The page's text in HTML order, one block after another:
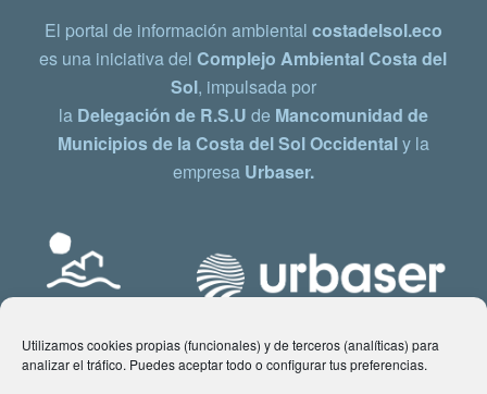
Utilizamos cookies propias (funcionales) y de terceros (analíticas) para
analizar el tráfico. Puedes aceptar todo o configurar tus preferencias.
El portal de información ambiental costadelsol.eco
es una iniciativa delComplejo Ambiental Costa del
Sol, impulsada por
la Delegación de R.S.U de Mancomunidad de
Municipios de la Costa del Sol Occidentaly la
empresa Urbaser.